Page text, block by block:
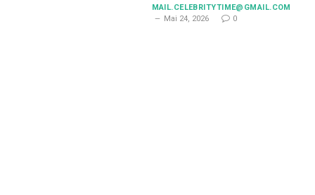
MAIL.CELEBRITYTIME@GMAIL.COM
Mai 24, 2026
0